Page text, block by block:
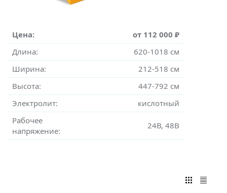
Цена:
от 112 000 ₽
Длина:
620-1018 см
Ширина:
212-518 см
Высота:
447-792 см
Электролит:
кислотный
Рабочее
напряжение:
24В, 48В